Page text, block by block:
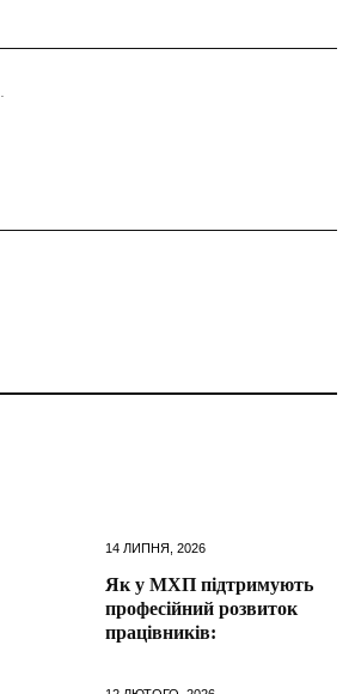
14 ЛИПНЯ, 2026
Як у МХП підтримують
професійний розвиток
працівників: